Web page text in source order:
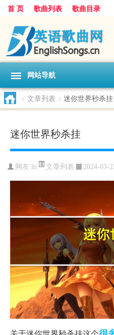
首 页 歌曲列表 歌曲目录
网站导航
> 文章列表 > 迷你世界秒杀挂
迷你世界秒杀挂
网友: ln 文章列表 2024-03-